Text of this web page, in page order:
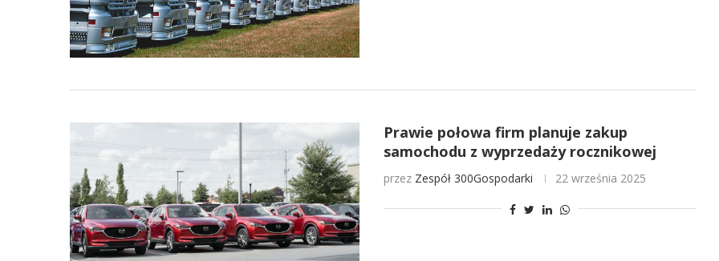
Prawie połowa firm planuje zakup
samochodu z wyprzedaży rocznikowej
przez Zespół 300Gospodarki 22 września 2025